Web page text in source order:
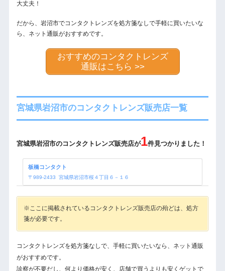
大丈夫！
だから、岩沼市でコンタクトレンズを処方箋なしで手軽に買いたいな
ら、ネット通販がおすすめです。
おすすめのコンタクトレンズ
通販はこちら >>
宮城県岩沼市のコンタクトレンズ販売店一覧
宮城県岩沼市のコンタクトレンズ販売店が1件見つかりました！
板橋コンタクト
〒 989-2433 宮城県岩沼市桜４丁目６－１６
※ここに掲載されているコンタクトレンズ販売店の殆どは、処方
箋が必要です。
コンタクトレンズを処方箋なしで、手軽に買いたいなら、ネット通販
がおすすめです。
診察が不要だし、何より価格が安く、店舗で買うよりも安くゲットで